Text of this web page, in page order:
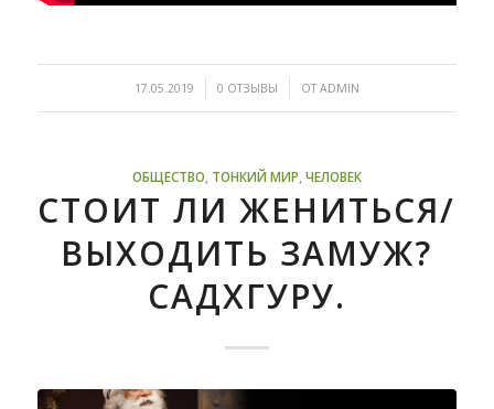
17.05.2019
/ 0 ОТЗЫВЫ
/ ОТADMIN
ОБЩЕСТВО ТОНКИЙ МИР ЧЕЛОВЕК
СТОИТ ЛИ ЖЕНИТЬСЯ/
ВЫХОДИТЬ ЗАМУЖ?
САДХГУРУ.